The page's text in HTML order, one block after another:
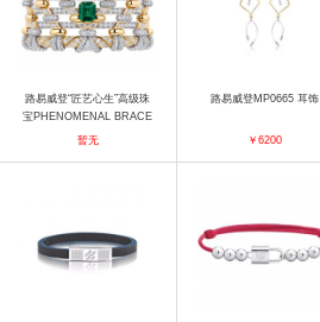
路易威登“匠艺心生”高级珠
宝PHENOMENAL BRACE
LET 手镯
暂无
路易威登MP0665 耳饰
￥6200